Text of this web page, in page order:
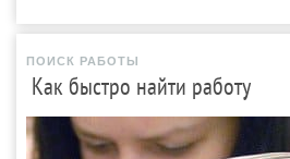
ПОИСК РАБОТЫ
Как быстро найти работу